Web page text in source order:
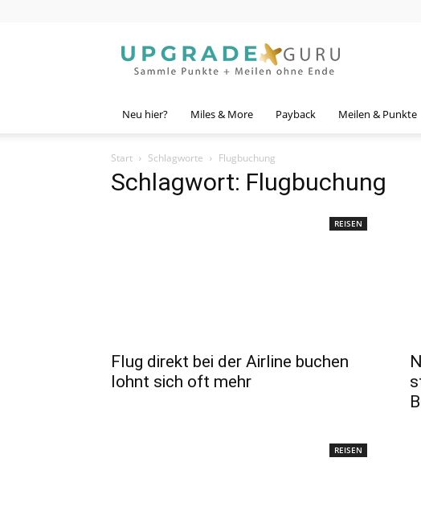
Guru
Neu hier? Miles & More Payback Meilen & Punkte
Start Schlagworte Flugbuchung
Schlagwort: Flugbuchung
REISEN
Flug direkt bei der Airline buchen
lohnt sich oft mehr
REISEN